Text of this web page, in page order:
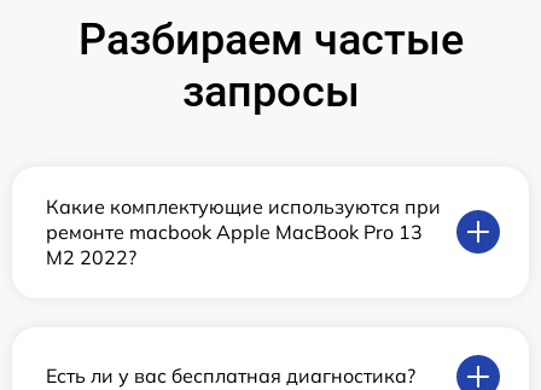
Разбираем частые
запросы
Какие комплектующие используются при
ремонте macbook Apple MacBook Pro 13
M2 2022?
Есть ли у вас бесплатная диагностика?